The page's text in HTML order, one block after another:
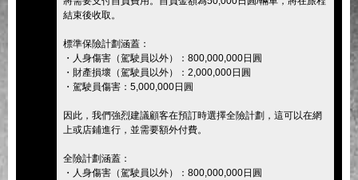
結束後收取。
標準保險計劃涵蓋：
・人身傷害（駕駛員以外）：800,000,000日圓
・財產損壞（駕駛員以外）：2,000,000日圓
・駕駛員傷害：5,000,000日圓
因此，我們強烈建議顧客在預訂時選擇全險計劃，這可以在網
上或店鋪進行，並需要額外付費。
全險計劃涵蓋：
・人身傷害（駕駛員以外）：800,000,000日圓